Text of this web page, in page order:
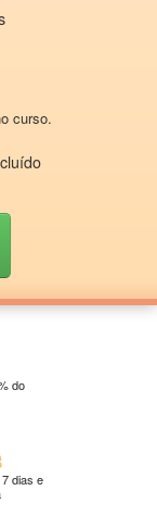
curso.
do
dias e